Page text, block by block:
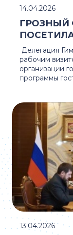
Делегация
рабочим
организации
программы
ГРОЗНЫЙ
14.04.2026
13.04.2026